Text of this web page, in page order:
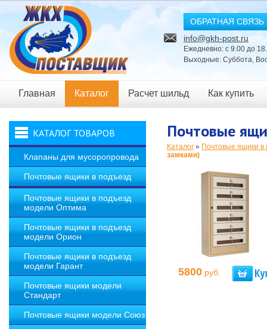
ОБРАТНАЯ СВЯЗЬ
info@gkh-post.ru
Ежедневно: с 9.00 до
Выходные: Суббота,
Главная Каталог Расчет шильд Как купить
Новости
КАТАЛОГ ТОВАРОВ
Клапаны для мусоропровода
Почтовые ящики в подъезд
Почтовые ящики в подъезд
модели Оптима
Почтовые ящики в подъезд
модели Орион
Почтовые ящики в подъезд
модели Гарант
Почтовые ящики модели
Стандарт
Почтовые ящики модели Союз
Почтовые
Каталог » Почтовые ящики в
замками)
5800 руб.